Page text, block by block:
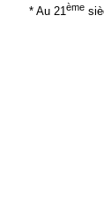
* Au 21ème